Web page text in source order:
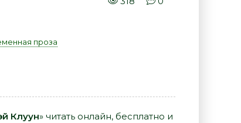
проза
Клуун» читать онлайн, бесплатно и